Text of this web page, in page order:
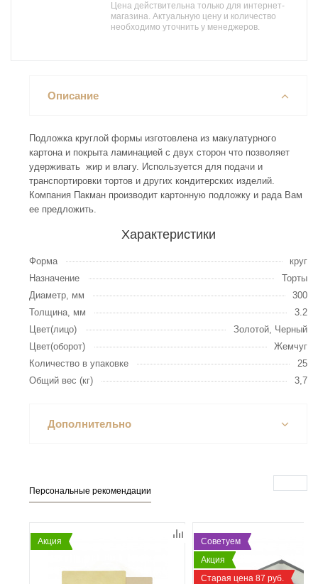
Цена действительна только для интернет-
магазина. Актуальную цену и количество
необходимо уточнить у менеджеров.
Описание
Подложка круглой формы изготовлена из макулатурного
картона и покрыта ламинацией с двух сторон что позволяет
удерживать жир и влагу. Используется для подачи и
транспортировки тортов и других кондитерских изделий.
Компания Пакман производит картонную подложку и рада Вам
ее предложить.
Характеристики
Форма
круг
Назначение
Торты
Диаметр, мм
300
Толщина, мм
3.2
Цвет(лицо)
Золотой, Черный
Цвет(оборот)
Жемчуг
Количество в упаковке
25
Общий вес (кг)
3,7
Дополнительно
Персональные рекомендации
Акция
Советуем
Акция
Старая цена 87 руб.